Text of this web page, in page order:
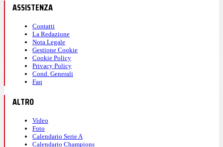
ASSISTENZA
Contatti
La Redazione
Nota Legale
Gestione Cookie
Cookie Policy
Privacy Policy
Cond. Generali
Faq
ALTRO
Video
Foto
Calendario Serie A
Calendario Champions